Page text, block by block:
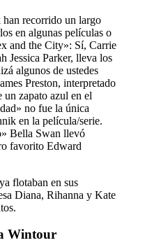
recorrido un largo
en algunas películas o
and the City»: Sí, Carrie
Jessica Parker, lleva los
algunos de ustedes
Preston, interpretado
zapato azul en el
no fue la única
en la película/serie.
Bella Swan llevó
favorito Edward
flotaban en sus
Diana, Rihanna y Kate
Wintour